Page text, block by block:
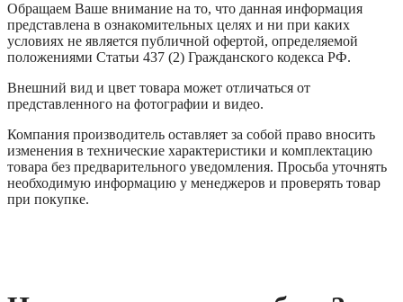
Обращаем Ваше внимание на то, что данная информация
представлена в ознакомительных целях и ни при каких
условиях не является публичной офертой, определяемой
положениями Статьи 437 (2) Гражданского кодекса РФ.
Внешний вид и цвет товара может отличаться от
представленного на фотографии и видео.
Компания производитель оставляет за собой право вносить
изменения в технические характеристики и комплектацию
товара без предварительного уведомления. Просьба уточнять
необходимую информацию у менеджеров и проверять товар
при покупке.